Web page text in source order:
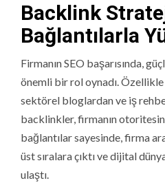
Backlink
Bağlantılarla
Firmanın SEO başarısında,
önemli bir rol oynadı.
sektörel bloglardan ve iş
backlinkler, firmanın
bağlantılar sayesinde, firma
üst sıralara çıktı ve dijital
ulaştı.